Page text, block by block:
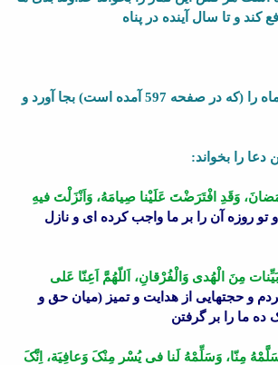
کند و تا سال آینده در پناه
4ـ دو رکعت نماز اوّل ماه را (که در صفحه 597 آمده است) بجا آورد و
وَقَدِ افْتَرَضْتَ عَلَیْنا صِیامَهُ، وَاَنْزَلْتَ فیهِ
تو روزه آن را بر ما واجب کرده اى و نازل
مِنَ الْهُدى وَالْفُرْقانِ، اَللّهُمَّ اَعِنّا عَلى
و حجتهایى از هدایت و تمیز (میان حق و
ما را بر گرفتن
مِنّا، وَسَلِّمْهُ لَنا فى یُسْر مِنْکَ وَعافِیَة، اِنَّکَ